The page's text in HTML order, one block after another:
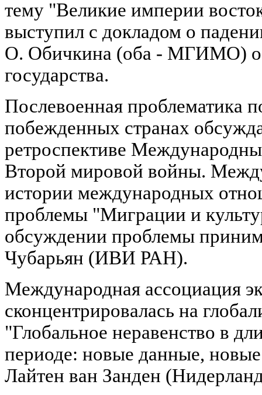
тему "Великие империи
выступил с докладом о
О. Обичкина (оба - МГИМО) о
государства.
Послевоенная проблематика
побежденных странах
ретроспективе
Второй мировой войны.
истории международных
проблемы "Миграции и
обсуждении проблемы
Чубарьян (ИВИ РАН).
Международная ассоциация
сконцентрировалась на
"Глобальное неравенство в
периоде: новые данные,
Лайтен ван Занден